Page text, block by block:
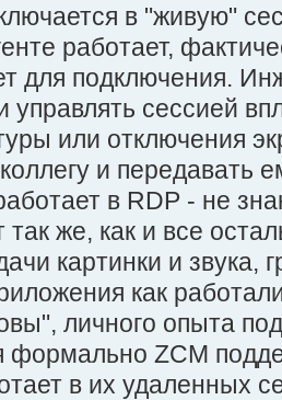
в "живую"
работает,
для подключения.
управлять сессией
или отключения
и передавать
в RDP - не
так же, как и все
картинки и звука,
как
личного опыта
формально ZCM
в их удаленных